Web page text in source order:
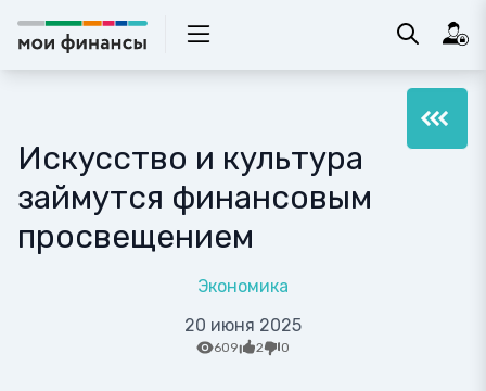
Искусство и культура
займутся финансовым
просвещением
Экономика
20 июня 2025
609 2 0